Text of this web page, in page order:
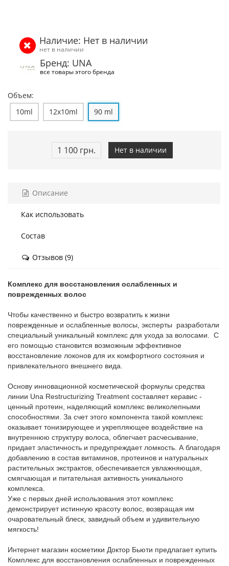
Наличие: Нет в наличии
нет в наличии
Бренд: UNA
все товары этого бренда
Объем:
10ml
12x10ml 90 ml
1 100 грн. Нет в наличии
Описание
Как использовать
Состав
Отзывов (9)
Комплекс для восстановления ослабленных и
поврежденных волос
Чтобы качественно и быстро возвратить к жизни
поврежденные и ослабленные волосы, эксперты разработали
специальный уникальный комплекс для ухода за волосами. С
его помощью становится возможным эффективное
восстановление локонов для их комфортного состояния и
привлекательного внешнего вида.
Основу инновационной косметической формулы средства
линии Una Restructurizing Treatment составляет керавис -
ценный протеин, наделяющий комплекс великолепными
способностями. За счет этого компонента такой комплекс
оказывает тонизирующее и укрепляющее воздействие на
внутреннюю структуру волоса, облегчает расчесывание,
придает эластичность и предупреждает ломкость. А благодаря
добавлению в состав витаминов, протеинов и натуральных
растительных экстрактов, обеспечивается увлажняющая,
смягчающая и питательная активность уникального
комплекса.
Уже с первых дней использования этот комплекс
демонстрирует истинную красоту волос, возвращая им
очаровательный блеск, завидный объем и удивительную
мягкость!
Интернет магазин косметики Доктор Бьюти предлагает купить
Комплекс для восстановления ослабленных и поврежденных